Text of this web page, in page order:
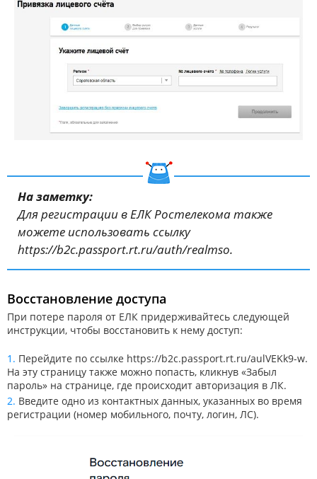
На заметку:
Для регистрации в ЕЛК Ростелекома также
можете использовать ссылку
https://b2c.passport.rt.ru/auth/realmso.
Восстановление доступа
При потере пароля от ЕЛК придерживайтесь следующей
инструкции, чтобы восстановить к нему доступ:
Перейдите по ссылке https://b2c.passport.rt.ru/aulVEKk9-w.
На эту страницу также можно попасть, кликнув «Забыл
пароль» на странице, где происходит авторизация в ЛК.
Введите одно из контактных данных, указанных во время
регистрации (номер мобильного, почту, логин, ЛС).